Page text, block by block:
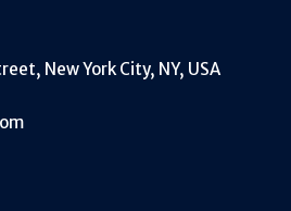
New York City, NY, USA